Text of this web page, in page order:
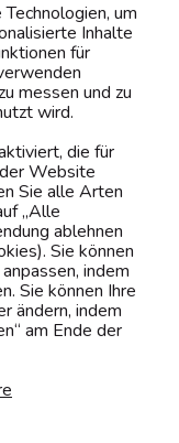
um
Inhalte
für
messen und zu
wird.
die für
Website
Sie alle Arten
„Alle
ablehnen
Sie können
indem
Sie können Ihre
ändern, indem
am Ende der